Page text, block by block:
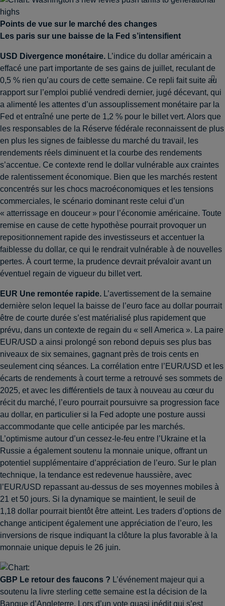
Points de vue sur le marché des changes
Les paris sur une baisse de la Fed s’intensifient
USD Divergence monétaire. L’indice du dollar américain a
effacé une part importante de ses gains de juillet, reculant de
0,5 % rien qu’au cours de cette semaine. Ce repli fait suite au
rapport sur l’emploi publié vendredi dernier, jugé décevant, qui
a alimenté les attentes d’un assouplissement monétaire par la
Fed et entraîné une perte de 1,2 % pour le billet vert. Alors que
les responsables de la Réserve fédérale reconnaissent de plus
en plus les signes de faiblesse du marché du travail, les
rendements réels diminuent et la courbe des rendements
s’accentue. Ce contexte rend le dollar vulnérable aux craintes
de ralentissement économique. Bien que les marchés restent
concentrés sur les chocs macroéconomiques et les tensions
commerciales, le scénario dominant reste celui d’un
« atterrissage en douceur » pour l’économie américaine. Toute
remise en cause de cette hypothèse pourrait provoquer un
repositionnement rapide des investisseurs et accentuer la
faiblesse du dollar, ce qui le rendrait vulnérable à de nouvelles
pertes. À court terme, la prudence devrait prévaloir avant un
éventuel regain de vigueur du billet vert.
EUR Une remontée rapide. L’avertissement de la semaine
dernière selon lequel la baisse de l’euro face au dollar pourrait
être de courte durée s’est matérialisé plus rapidement que
prévu, dans un contexte de regain du « sell America ». La paire
EUR/USD a ainsi prolongé son rebond depuis ses plus bas
niveaux de six semaines, gagnant près de trois cents en
seulement cinq séances. La corrélation entre l’EUR/USD et les
écarts de rendements à court terme a retrouvé ses sommets de
2025, et avec les différentiels de taux à nouveau au cœur du
récit du marché, l’euro pourrait poursuivre sa progression face
au dollar, en particulier si la Fed adopte une posture aussi
accommodante que celle anticipée par les marchés.
L’optimisme autour d’un cessez-le-feu entre l’Ukraine et la
Russie a également soutenu la monnaie unique, offrant un
potentiel supplémentaire d’appréciation de l’euro. Sur le plan
technique, la tendance est redevenue haussière, avec
l’EUR/USD repassant au-dessus de ses moyennes mobiles à
21 et 50 jours. Si la dynamique se maintient, le seuil de
1,18 dollar pourrait bientôt être atteint. Les traders d’options de
change anticipent également une appréciation de l’euro, les
inversions de risque indiquant la clôture la plus favorable à la
monnaie unique depuis le 26 juin.
GBP Le retour des faucons ? L’événement majeur qui a
soutenu la livre sterling cette semaine est la décision de la
Banque d’Angleterre. Lors d’un vote quasi inédit qui s’est